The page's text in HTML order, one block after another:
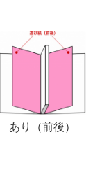
あり（前後）